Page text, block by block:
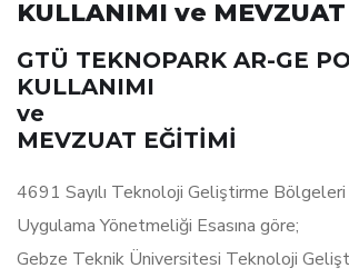
KULLANIMI ve
GTÜ TEKNOPARK AR-GE
KULLANIMI
ve
MEVZUAT EĞİTİMİ
4691 Sayılı Teknoloji Geliştirme Bölgeleri
Uygulama Yönetmeliği Esasına göre;
Gebze Teknik Üniversitesi Teknoloji